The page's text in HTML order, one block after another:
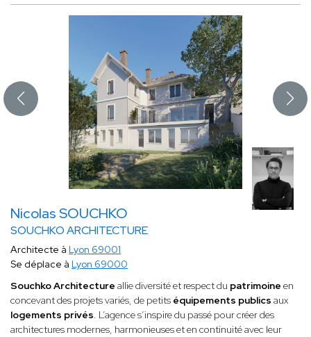
Nicolas SOUCHKO
SOUCHKO ARCHITECTURE
Architecte à Lyon 69001
Se déplace à Lyon 69000
Souchko Architecture allie diversité et respect du patrimoine en
concevant des projets variés, de petits équipements publics aux
logements privés. L’agence s’inspire du passé pour créer des
architectures modernes, harmonieuses et en continuité avec leur